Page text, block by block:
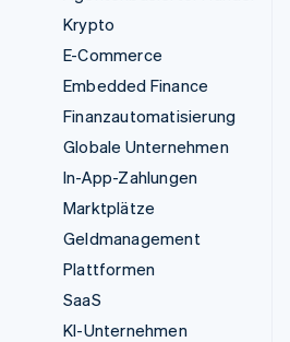
Krypto
E-Commerce
Embedded Finance
Finanzautomatisierung
Globale Unternehmen
In-App-Zahlungen
Marktplätze
Geldmanagement
Plattformen
SaaS
KI-Unternehmen